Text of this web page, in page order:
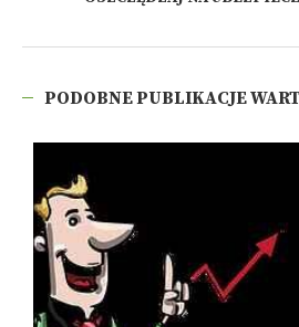
PODOBNE PUBLIKACJE